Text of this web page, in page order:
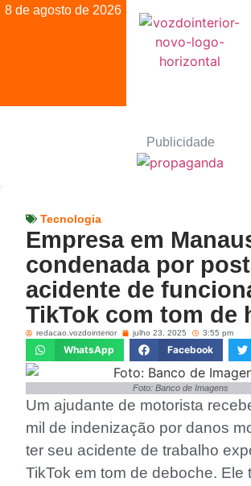
8 de agosto de 2026
Publicidade
Tecnologia
Empresa em
condenada por
acidente de
TikTok com tom de
redacao.vozdointerior julho 23, 2025 3:55 pm
WhatsApp Facebook
Foto: Banco de Imagens
Um ajudante de motorista
mil de indenização por danos
ter seu acidente de trabalho
TikTok em tom de deboche. Ele